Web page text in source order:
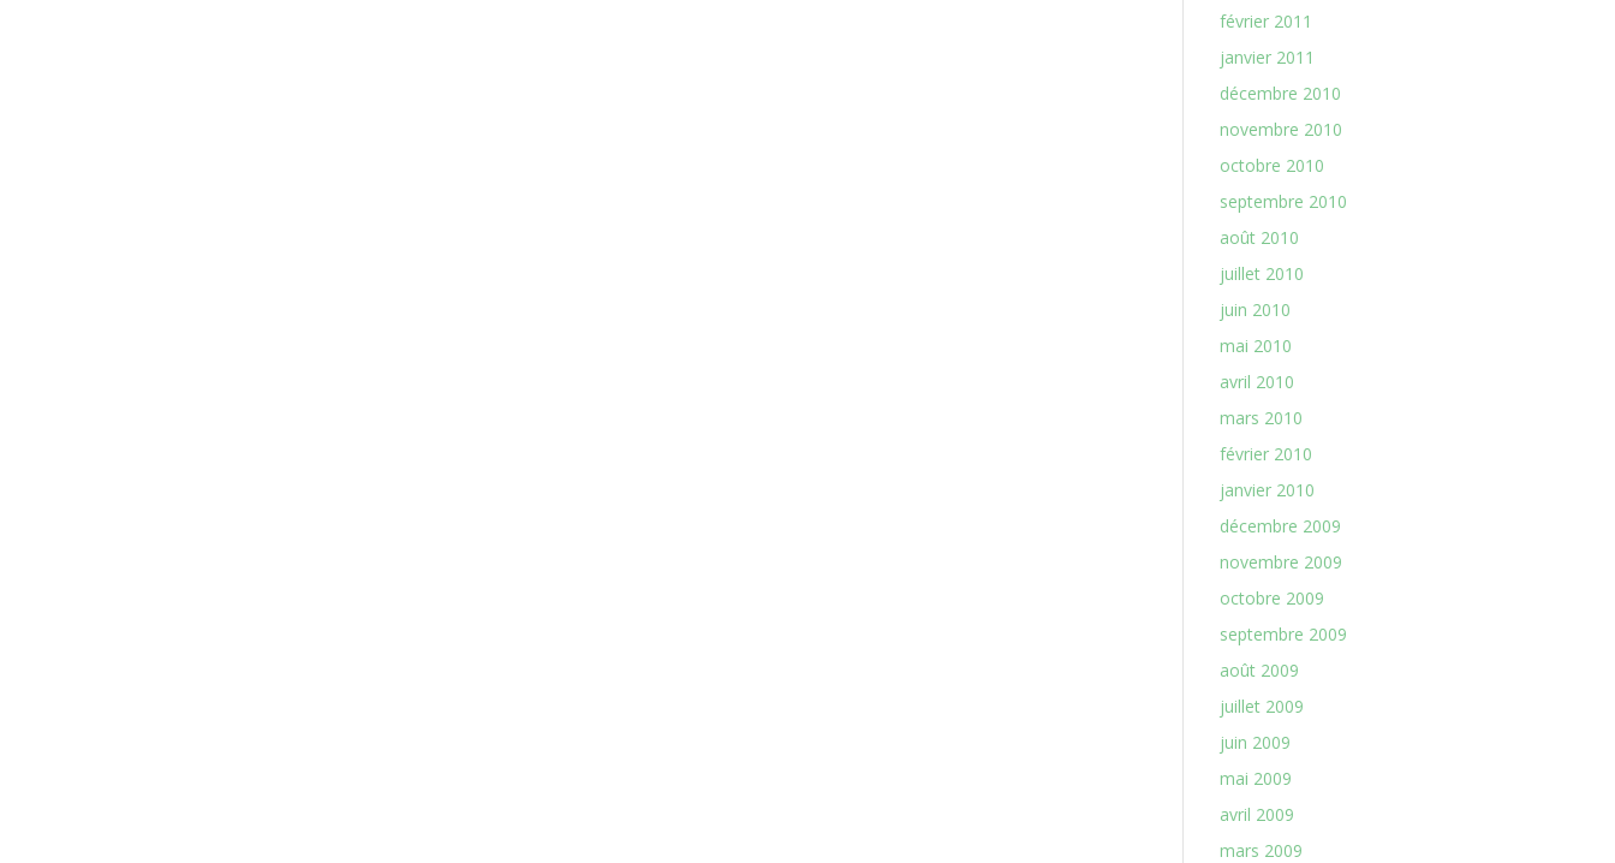
février 2011
janvier 2011
décembre 2010
novembre 2010
octobre 2010
septembre 2010
août 2010
juillet 2010
juin 2010
mai 2010
avril 2010
mars 2010
février 2010
janvier 2010
décembre 2009
novembre 2009
octobre 2009
septembre 2009
août 2009
juillet 2009
juin 2009
mai 2009
avril 2009
mars 2009